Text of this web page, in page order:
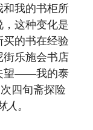
我的书柜所
这种变化是
的书在经验
乐施会书店
望——我的泰
四旬斋探险
。